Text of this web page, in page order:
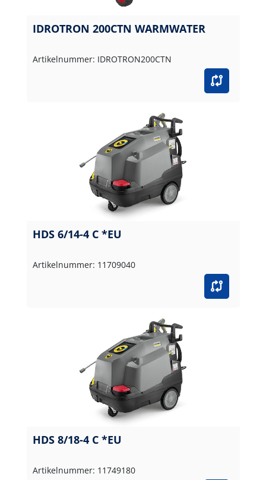
IDROTRON 200CTN WARMWATER
Artikelnummer: IDROTRON200CTN
HDS 6/14-4 C *EU
Artikelnummer: 11709040
HDS 8/18-4 C *EU
Artikelnummer: 11749180